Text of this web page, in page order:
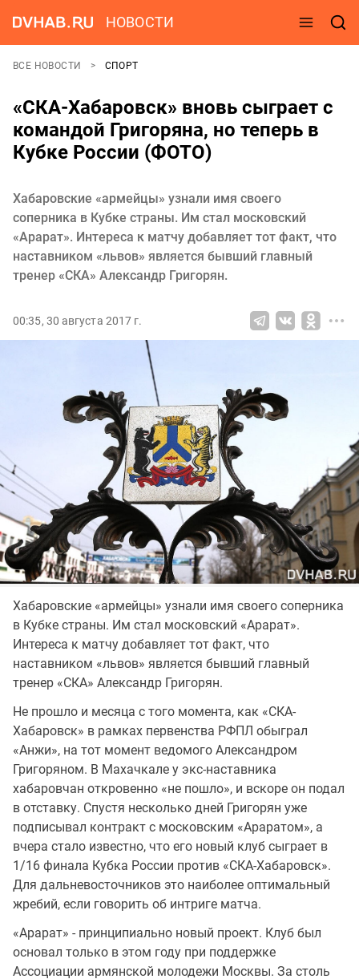
НОВОСТИ
ВСЕ НОВОСТИ СПОРТ
«СКА-Хабаровск» вновь сыграет с
командой Григоряна, но теперь в
Кубке России (ФОТО)
Хабаровские «армейцы» узнали имя своего
соперника в Кубке страны. Им стал московский
«Арарат». Интереса к матчу добавляет тот факт, что
наставником «львов» является бывший главный
тренер «СКА» Александр Григорян.
00:35, 30 августа 2017 г.
Хабаровские «армейцы» узнали имя своего соперника
в Кубке страны. Им стал московский «Арарат».
Интереса к матчу добавляет тот факт, что
наставником «львов» является бывший главный
тренер «СКА» Александр Григорян.
Не прошло и месяца с того момента, как «СКА-
Хабаровск» в рамках первенства РФПЛ обыграл
«Анжи», на тот момент ведомого Александром
Григоряном. В Махачкале у экс-наставника
хабаровчан откровенно «не пошло», и вскоре он подал
в отставку. Спустя несколько дней Григорян уже
подписывал контракт с московским «Араратом», а
вчера стало известно, что его новый клуб сыграет в
1/16 финала Кубка России против «СКА-Хабаровск».
Для дальневосточников это наиболее оптимальный
жребий, если говорить об интриге матча.
«Арарат» - принципиально новый проект. Клуб был
основал только в этом году при поддержке
Ассоциации армянской молодежи Москвы. За столь